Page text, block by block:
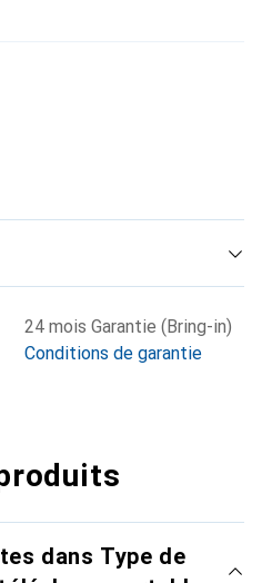
24 mois Garantie (Bring-in)
Conditions de garantie
dans Type de